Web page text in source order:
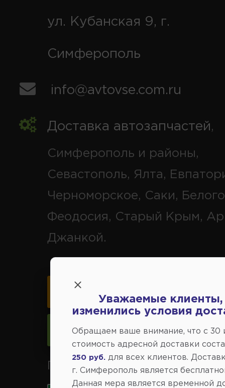
ул. Кубанская 9, г.
Симферополь
info@avtovse.com.ru
Доставка автозапчастей,
Симферополь и районы,
Севастополь, Ялта,
Черноморское, Саки,
Феодосия, Старый Крым,
Джанкой.
Следить за изменениями
Принимаем к оплате карты
Уважаемые клиенты,
изменились условия
Обращаем ваше внимание, что c 30
стоимость адресной доставки
250 руб. для всех клиентов.
г. Симферополь является
Данная мера является временной